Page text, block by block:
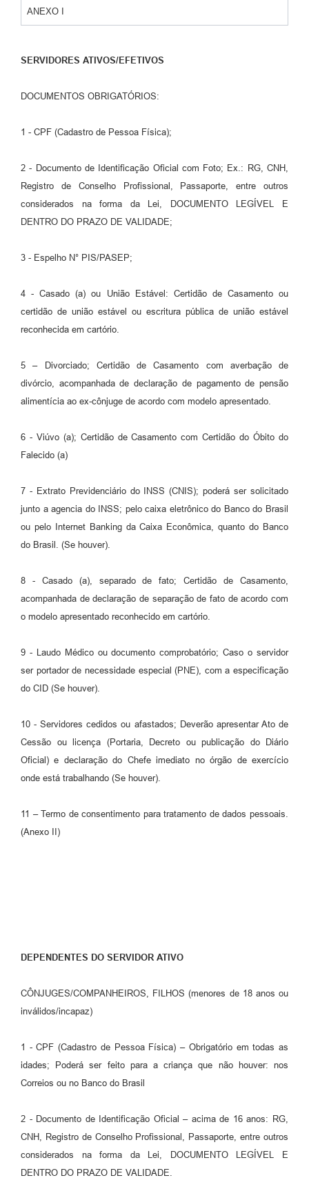
ANEXO I
SERVIDORES ATIVOS/EFETIVOS
DOCUMENTOS OBRIGATÓRIOS:
1 - CPF (Cadastro de Pessoa Física);
2 - Documento de Identificação Oficial com Foto; Ex.: RG, CNH,
Registro de Conselho Profissional, Passaporte, entre outros
considerados na forma da Lei, DOCUMENTO LEGÍVEL E
DENTRO DO PRAZO DE VALIDADE;
3 - Espelho N° PIS/PASEP;
4 - Casado (a) ou União Estável: Certidão de Casamento ou
certidão de união estável ou escritura pública de união estável
reconhecida em cartório.
5 – Divorciado; Certidão de Casamento com averbação de
divórcio, acompanhada de declaração de pagamento de pensão
alimentícia ao ex-cônjuge de acordo com modelo apresentado.
6 - Viúvo (a); Certidão de Casamento com Certidão do Óbito do
Falecido (a)
7 - Extrato Previdenciário do INSS (CNIS); poderá ser solicitado
junto a agencia do INSS; pelo caixa eletrônico do Banco do Brasil
ou pelo Internet Banking da Caixa Econômica, quanto do Banco
do Brasil. (Se houver).
8 - Casado (a), separado de fato; Certidão de Casamento,
acompanhada de declaração de separação de fato de acordo com
o modelo apresentado reconhecido em cartório.
9 - Laudo Médico ou documento comprobatório; Caso o servidor
ser portador de necessidade especial (PNE), com a especificação
do CID (Se houver).
10 - Servidores cedidos ou afastados; Deverão apresentar Ato de
Cessão ou licença (Portaria, Decreto ou publicação do Diário
Oficial) e declaração do Chefe imediato no órgão de exercício
onde está trabalhando (Se houver).
11 – Termo de consentimento para tratamento de dados pessoais.
(Anexo II)
DEPENDENTES DO SERVIDOR ATIVO
CÔNJUGES/COMPANHEIROS, FILHOS (menores de 18 anos ou
inválidos/incapaz)
1 - CPF (Cadastro de Pessoa Física) – Obrigatório em todas as
idades; Poderá ser feito para a criança que não houver: nos
Correios ou no Banco do Brasil
2 - Documento de Identificação Oficial – acima de 16 anos: RG,
CNH, Registro de Conselho Profissional, Passaporte, entre outros
considerados na forma da Lei, DOCUMENTO LEGÍVEL E
DENTRO DO PRAZO DE VALIDADE.